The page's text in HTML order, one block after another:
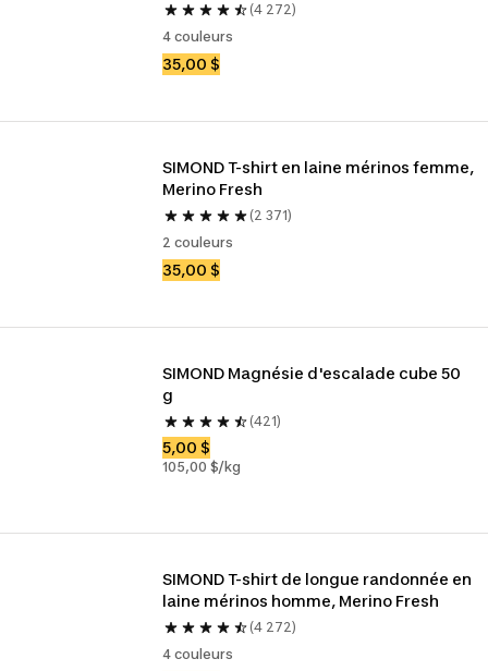
(4 272)
4 couleurs
35,00 $
SIMOND T-shirt en laine mérinos femme,
Merino Fresh
(2 371)
2 couleurs
35,00 $
SIMOND Magnésie d'escalade cube 50
g
(421)
5,00 $
105,00 $/kg
SIMOND T-shirt de longue randonnée en
laine mérinos homme, Merino Fresh
(4 272)
4 couleurs